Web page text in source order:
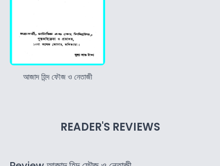
আজাদ হিন্দ ফৌজ ও নেতাজী
READER'S REVIEWS